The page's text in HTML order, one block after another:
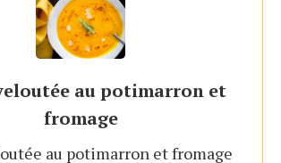
au potimarron et
fromage
au potimarron et fromage